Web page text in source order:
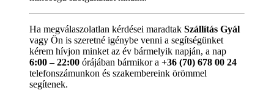
Ha megválaszolatlan kérdései maradtak Szállítás Gyál
vagy Ön is szeretné igénybe venni a segítségünket
kérem hívjon minket az év bármelyik napján, a nap
6:00 – 22:00 órájában bármikor a +36 (70) 678 00 24
telefonszámunkon és szakembereink örömmel
segítenek.